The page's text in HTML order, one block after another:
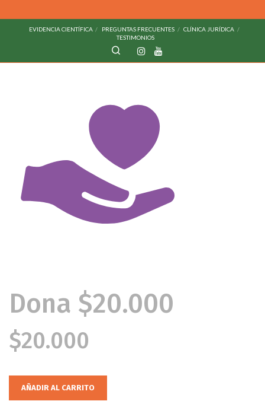
EVIDENCIA CIENTÍFICA PREGUNTAS FRECUENTES
CLÍNICA JURÍDICA
TESTIMONIOS
Dona $20.000
$20.000
AÑADIR AL CARRITO